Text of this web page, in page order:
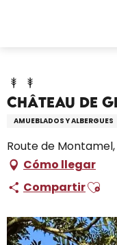
Château de
AMUEBLADOS Y ALBERGUES
Route de Montamel,
Cómo llegar
Compartir